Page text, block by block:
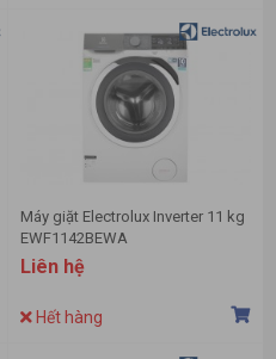
Máy giặt Electrolux Inverter 11 kg
EWF1142BEWA
Liên hệ
Hết hàng